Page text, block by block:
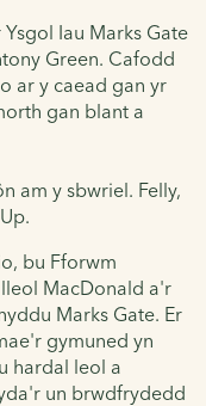
Iau Marks Gate
Green. Cafodd
ar y caead gan yr
gan blant a
am y sbwriel. Felly,
bu Fforwm
MacDonald a'r
Marks Gate. Er
gymuned yn
hardal leol a
un brwdfrydedd